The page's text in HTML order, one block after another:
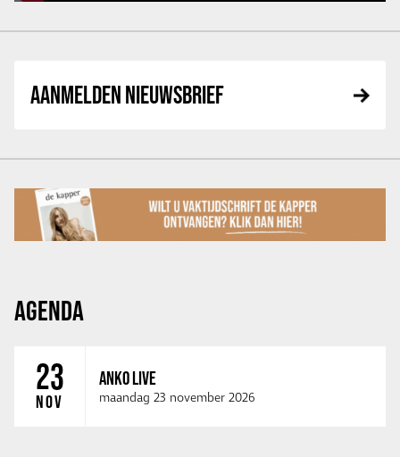
AANMELDEN NIEUWSBRIEF
AGENDA
23
NOV
ANKO LIVE
maandag 23 november 2026